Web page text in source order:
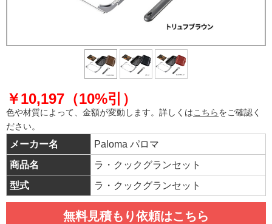
￥10,197（10%引）
色や材質によって、金額が変動します。詳しくはこちら をご確認く
ださい。
メーカー名
Paloma パロマ
商品名
ラ・クックグランセット
型式
ラ・クックグランセット
無料見積もり依頼はこちら